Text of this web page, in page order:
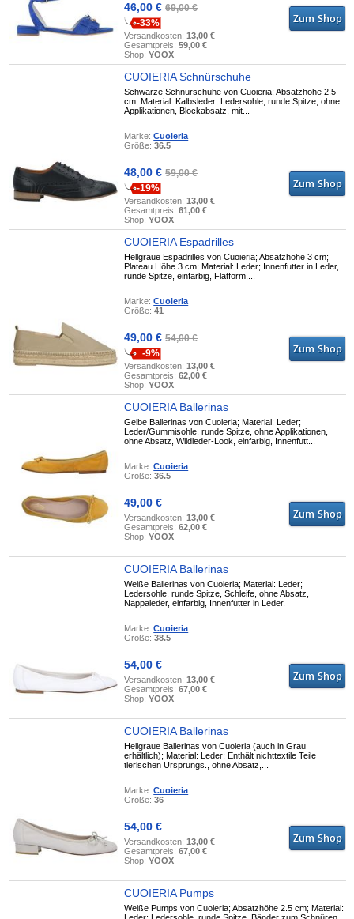
46,00 €69,00 €
-33%
Versandkosten:13,00 €
Gesamtpreis:59,00 €
Shop:YOOX
CUOIERIA Schnürschuhe
Schwarze Schnürschuhe von Cuoieria; Absatzhöhe 2.5
cm; Material: Kalbsleder; Ledersohle, runde Spitze, ohne
Applikationen, Blockabsatz, mit...
Marke:Cuoieria
Größe:36.5
48,00 €59,00 €
-19%
Versandkosten:13,00 €
Gesamtpreis:61,00 €
Shop:YOOX
CUOIERIA Espadrilles
Hellgraue Espadrilles von Cuoieria; Absatzhöhe 3 cm;
Plateau Höhe 3 cm; Material: Leder; Innenfutter in Leder,
runde Spitze, einfarbig, Flatform,...
Marke:Cuoieria
Größe:41
49,00 €54,00 €
-9%
Versandkosten:13,00 €
Gesamtpreis:62,00 €
Shop:YOOX
CUOIERIA Ballerinas
Gelbe Ballerinas von Cuoieria; Material: Leder;
Leder/Gummisohle, runde Spitze, ohne Applikationen,
ohne Absatz, Wildleder-Look, einfarbig, Innenfutt...
Marke:Cuoieria
Größe:36.5
49,00 €
Versandkosten:13,00 €
Gesamtpreis:62,00 €
Shop:YOOX
CUOIERIA Ballerinas
Weiße Ballerinas von Cuoieria; Material: Leder;
Ledersohle, runde Spitze, Schleife, ohne Absatz,
Nappaleder, einfarbig, Innenfutter in Leder.
Marke:Cuoieria
Größe:38.5
54,00 €
Versandkosten:13,00 €
Gesamtpreis:67,00 €
Shop:YOOX
CUOIERIA Ballerinas
Hellgraue Ballerinas von Cuoieria (auch in Grau
erhältlich); Material: Leder; Enthält nichttextile Teile
tierischen Ursprungs., ohne Absatz,...
Marke:Cuoieria
Größe:36
54,00 €
Versandkosten:13,00 €
Gesamtpreis:67,00 €
Shop:YOOX
CUOIERIA Pumps
Weiße Pumps von Cuoieria; Absatzhöhe 2.5 cm; Material: